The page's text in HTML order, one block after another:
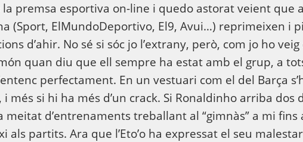
la premsa esportiva on-line i quedo astorat veient que
(Sport, ElMundoDeportivo, El9, Avui…) reprimeixen i
d’ahir. No sé si sóc jo l’extrany, però, com jo ho
quan diu que ell sempre ha estat amb el grup, a
perfectament. En un vestuari com el del Barça
i més si hi ha més d’un crack. Si Ronaldinho arriba dos
meitat d’entrenaments treballant al “gimnàs” a mi
als partits. Ara que l’Eto’o ha expressat el seu